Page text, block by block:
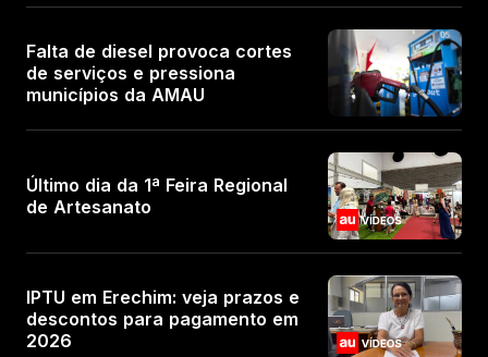
Falta de diesel provoca cortes
de serviços e pressiona
municípios da AMAU
Último dia da 1ª Feira Regional
de Artesanato
IPTU em Erechim: veja prazos e
descontos para pagamento em
2026